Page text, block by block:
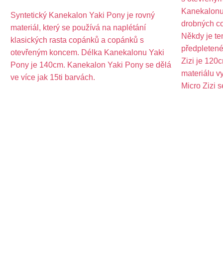
Syntetický Kanekalon Yaki Pony je rovný
materiál, který se používá na naplétání
klasických rasta copánků a copánků s
otevřeným koncem. Délka Kanekalonu Yaki
Pony je 140cm. Kanekalon Yaki Pony se dělá
ve více jak 15ti barvách.
drobných
Někdy je
Zizi je
materiálu
Micro Zizi